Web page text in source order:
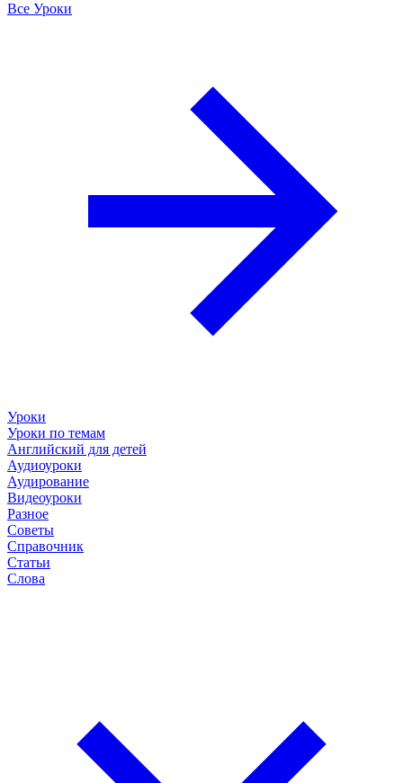
Все Уроки
Уроки
Уроки по темам
Английский для детей
Аудиоуроки
Аудирование
Видеоуроки
Разное
Советы
Справочник
Статьи
Слова